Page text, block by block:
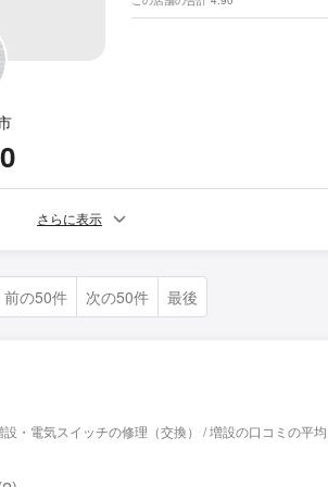
さらに表示
前の50件 次の50件 最後
・電気スイッチの修理（交換） / 増設の口コミの平